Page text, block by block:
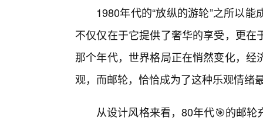
1980年代的“放纵的游轮”之所以
不仅仅在于它提供了奢华的享受，更
那个年代，世界格局正在悄然变化，
观，而邮轮，恰恰成为了这种乐观情绪
从设计风格来看，80年代🎯的邮